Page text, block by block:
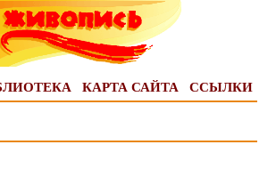
КАРТА САЙТА ССЫЛКИ